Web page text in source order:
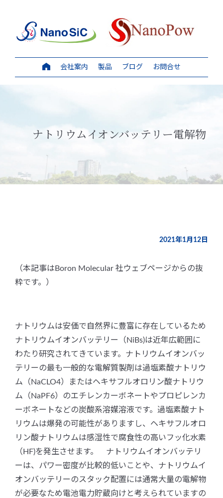
会社案内 製品 ブログ お問合せ
ナトリウムイオンバッテリー電解物
2021年1月12日
（本記事はBoron Molecular 社ウェブページからの抜
粋です。）
ナトリウムは安価で自然界に豊富に存在しているため
ナトリウムイオンバッテリー（NiBs)は近年広範囲に
わたり研究されてきています。ナトリウムイオンバッ
テリーの最も一般的な電解質製剤は過塩素酸ナトリウ
ム（NaCLO4）またはヘキサフルオロリン酸ナトリウ
ム（NaPF6）のエチレンカーボネートやプロピレンカ
ーボネートなどの炭酸系溶媒溶液です。過塩素酸ナト
リウムは爆発の可能性がありますし、ヘキサフルオロ
リン酸ナトリウムは感湿性で腐食性の高いフッ化水素
（HF)を発生させます。 ナトリウムイオンバッテリ
ーは、パワー密度が比較的低いことや、ナトリウムイ
オンバッテリーのスタック配置には通常大量の電解物
が必要なため電池電力貯蔵向けと考えられていますの